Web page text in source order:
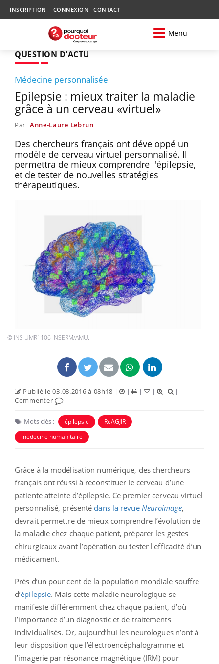
INSCRIPTION CONNEXION CONTACT
Menu
QUESTION D'ACTU
Médecine personnalisée
Epilepsie : mieux traiter la maladie
grâce à un cerveau «virtuel»
Par Anne-Laure Lebrun
Des chercheurs français ont développé un
modèle de cerveau virtuel personnalisé. Il
permettra de mieux comprendre l'épilepsie,
et de tester de nouvelles stratégies
thérapeutiques.
© INS UMR1106 INSERM/AMU.
Publié le 03.08.2016 à 08h18 | | | |
|
Commenter
Mots clés : épilepsie
ReAGJIR
médecine humanitaire
Grâce à la modélisation numérique, des chercheurs
français ont réussi à reconstituer le cerveau d’une
patiente atteinte d’épilepsie. Ce premier cerveau virtuel
personnalisé, présenté dans la revue Neuroimage,
devrait permettre de mieux comprendre l’évolution de
la maladie chez chaque patient, préparer les gestes
chirurgicaux avant l’opération ou tester l’efficacité d’un
médicament.
Près d’un pour cent de la population mondiale souffre
d’épilepsie. Mais cette maladie neurologique se
manifeste différemment chez chaque patient, d’où
l’importance d’un diagnostic et de traitements
individualisés. Or, aujourd’hui les neurologues n’ont à
leur disposition que l’électroencéphalogramme et
l’imagerie par résonance magnétique (IRM) pour